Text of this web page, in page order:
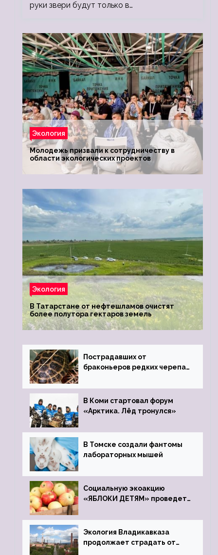
руки звери будут только в…
Экология
Молодежь призвали к сотрудничеству в
области экологических проектов
Экология
В Татарстане от нефтешламов очистят
более полутора гектаров земель
Пострадавших от
браконьеров редких черепах
зоопарк
В Коми стартовал форум
«Арктика. Лёд тронулся»
В Томске создали фантомы
лабораторных мышей
Социальную экоакцию
«ЯБЛОКИ ДЕТЯМ» проведет
Экология Владикавказа
продолжает страдать от